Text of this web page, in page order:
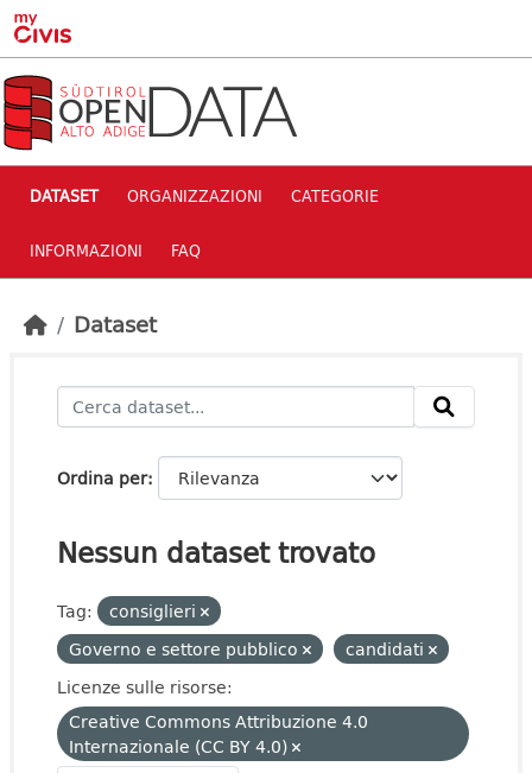
Skip to main content
DATASET ORGANIZZAZIONI CATEGORIE
INFORMAZIONI FAQ
Dataset
Ordina per
Nessun dataset trovato
Tag:
consiglieri
Governo e settore pubblico
candidati
Licenze sulle risorse:
Creative Commons Attribuzione 4.0
Internazionale (CC BY 4.0)